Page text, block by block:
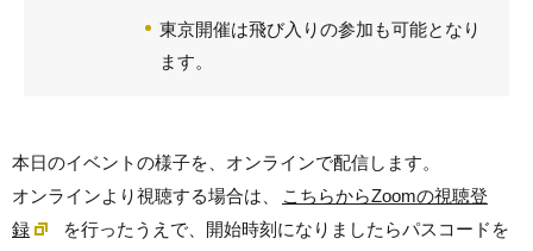
東京開催は飛び入りの参加も可能となり
ます。
本日のイベントの様子を、オンラインで配信します。
オンラインより視聴する場合は、
こちらからZoomの視聴登
録
を行ったうえで、開始時刻になりましたらパスコードを